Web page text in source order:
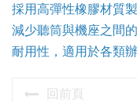
採用高彈性橡膠材質
減少聽筒與機座之間
耐用性，適用於各類
回前頁